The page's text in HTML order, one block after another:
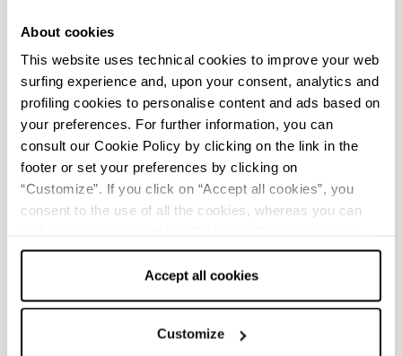
About cookies
This website uses technical cookies to improve your web
surfing experience and, upon your consent, analytics and
profiling cookies to personalise content and ads based on
your preferences. For further information, you can
consult our Cookie Policy by clicking on the link in the
footer or set your preferences by clicking on
“Customize”. If you click on “Accept all cookies”, you
consent to the use of all the cookies, whereas you can
cookies only” and only the technical cookies for the
correct functioning of the website will be used.
Accept all cookies
Customize
Redazione Regionale
Ultimo aggiornamento 04/12/2020
COME ARRIVARE